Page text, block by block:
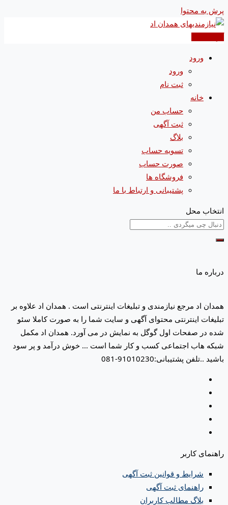
پرش به محتوا
ورود
ورود
ثبت نام
خانه
حساب من
ثبت آگهی
بلاگ
تسویه حساب
صورت حساب
فروشگاه ها
پشتیبانی و ارتباط با ما
انتخاب محل
درباره ما
همدان اد مرجع نیازمندی و تبلیغات اینترنتی است . همدان اد علاوه بر
تبلیغات اینترنتی محتوای آگهی و سایت شما را به صورت کاملا سئو
شده در صفحات اول گوگل به نمایش در می آورد. همدان اد مکمل
شبکه هاب اجتماعی کسب و کار شما است ... خوش درآمد و پر سود
باشید ..تلفن پشتیبانی:91010230-081
راهنمای کاربر
شرایط و قوانین ثبت آگهی
راهنمای ثبت آگهی
بلاگ مطالب کاربران